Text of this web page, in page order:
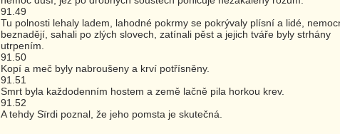
91.49
Tu polnosti lehaly ladem, lahodné pokrmy se pokrývaly plísní a lidé,
beznadějí, sahali po zlých slovech, zatínali pěst a jejich tváře byly strhány
utrpením.
91.50
Kopí a meč byly nabroušeny a krví potřísněny.
91.51
Smrt byla každodenním hostem a země lačně pila horkou krev.
91.52
A tehdy Sïrdi poznal, že jeho pomsta je skutečná.